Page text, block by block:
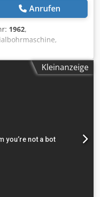
Anrufen
1962,
Schnellradiale
x 1100 mm -Ausladung:
Leistung: 1,35/1,8
Ø 200 mm -
JA -
Kleinanzeige